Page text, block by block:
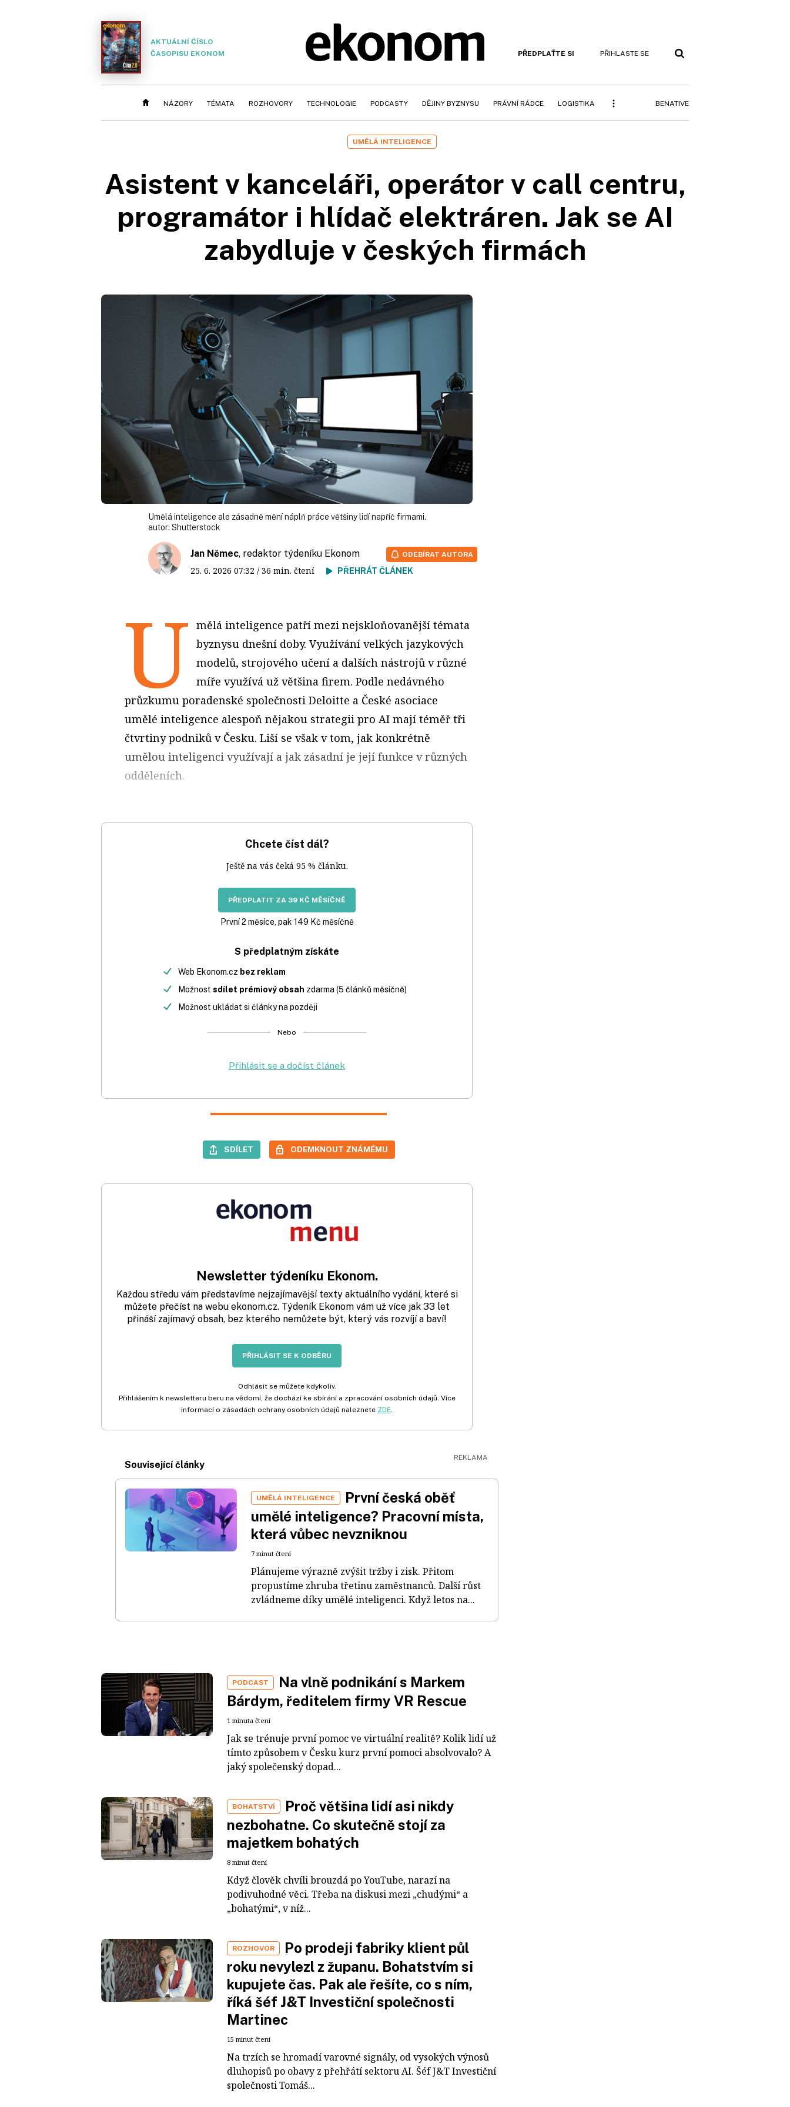
AKTUÁLNÍ ČÍSLO
ČASOPISU EKONOM
PŘEDPLAŤTE SI PŘIHLASTE SE
NÁZORY TÉMATA ROZHOVORY TECHNOLOGIE PODCASTY DĚJINY BYZNYSU PRÁVNÍ RÁDCE LOGISTIKA BENATIVE
UMĚLÁ INTELIGENCE
Asistent v kanceláři, operátor v call centru,
programátor i hlídač elektráren. Jak se AI
zabydluje v českých firmách
Umělá inteligence ale zásadně mění náplň práce většiny lidí napříč firmami.
autor: Shutterstock
Jan Němec, redaktor týdeníku Ekonom
25. 6. 2026 07:32 / 36 min. čtení PŘEHRÁT ČLÁNEK
ODEBÍRAT AUTORA
U mělá inteligence patří mezi nejskloňovanější témata
byznysu dnešní doby. Využívání velkých jazykových
modelů, strojového učení a dalších nástrojů v různé
míře využívá už většina firem. Podle nedávného
průzkumu poradenské společnosti Deloitte a České asociace
umělé inteligence alespoň nějakou strategii pro AI mají téměř tři
čtvrtiny podniků v Česku. Liší se však v tom, jak konkrétně
umělou inteligenci využívají a jak zásadní je její funkce v různých
odděleních.
Chcete číst dál?
Ještě na vás čeká 95 % článku.
PŘEDPLATIT ZA 39 KČ MĚSÍČNĚ
První 2 měsíce, pak 149 Kč měsíčně
S předplatným získáte
Web Ekonom.cz bez reklam
Možnost sdílet prémiový obsah zdarma (5 článků měsíčně)
Možnost ukládat si články na později
Nebo
Přihlásit se a dočíst článek
SDÍLET ODEMKNOUT ZNÁMÉMU
Newsletter týdeníku Ekonom.
Každou středu vám představíme nejzajímavější texty aktuálního vydání, které si
můžete přečíst na webu ekonom.cz. Týdeník Ekonom vám už více jak 33 let
přináší zajímavý obsah, bez kterého nemůžete být, který vás rozvíjí a baví!
PŘIHLÁSIT SE K ODBĚRU
Odhlásit se můžete kdykoliv.
Přihlášením k newsletteru beru na vědomí, že dochází ke sbírání a zpracování osobních údajů. Více
informací o zásadách ochrany osobních údajů naleznete ZDE
Související články
UMĚLÁ INTELIGENCE
První česká oběť
umělé inteligence? Pracovní místa,
která vůbec nevzniknou
7 minut čtení
Plánujeme výrazně zvýšit tržby i zisk. Přitom
propustíme zhruba třetinu zaměstnanců. Další růst
zvládneme díky umělé inteligenci. Když letos na...
PODCAST
Na vlně podnikání s Markem
Bárdym, ředitelem firmy VR Rescue
1 minuta čtení
Jak se trénuje první pomoc ve virtuální realitě? Kolik lidí už
tímto způsobem v Česku kurz první pomoci absolvovalo? A
jaký společenský dopad...
BOHATSTVÍ
Proč většina lidí asi nikdy
nezbohatne. Co skutečně stojí za
majetkem bohatých
8 minut čtení
Když člověk chvíli brouzdá po YouTube, narazí na
podivuhodné věci. Třeba na diskusi mezi „chudými“ a
„bohatými“, v níž...
ROZHOVOR
Po prodeji fabriky klient půl
roku nevylezl z županu. Bohatstvím si
kupujete čas. Pak ale řešíte, co s ním,
říká šéf J&T Investiční společnosti
Martinec
15 minut čtení
Na trzích se hromadí varovné signály, od vysokých výnosů
dluhopisů po obavy z přehřátí sektoru AI. Šéf J&T Investiční
společnosti Tomáš...